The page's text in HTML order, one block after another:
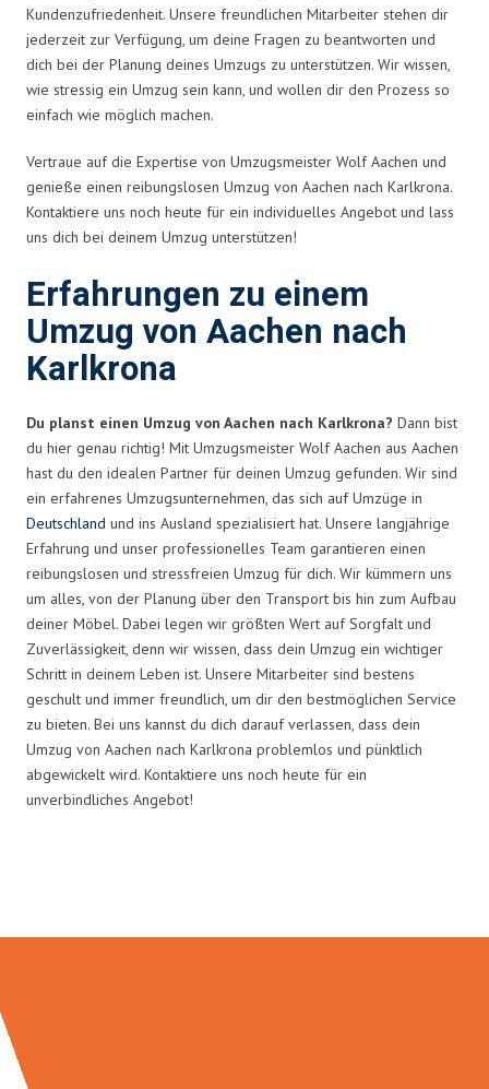
Kundenzufriedenheit. Unsere freundlichen Mitarbeiter stehen dir
jederzeit zur Verfügung, um deine Fragen zu beantworten und
dich bei der Planung deines Umzugs zu unterstützen. Wir wissen,
wie stressig ein Umzug sein kann, und wollen dir den Prozess so
einfach wie möglich machen.
Vertraue auf die Expertise von Umzugsmeister Wolf Aachen und
genieße einen reibungslosen Umzug von Aachen nach Karlkrona.
Kontaktiere uns noch heute für ein individuelles Angebot und lass
uns dich bei deinem Umzug unterstützen!
Erfahrungen zu einem
Umzug von Aachen nach
Karlkrona
Du planst einen Umzug von Aachen nach Karlkrona? Dann bist
du hier genau richtig! Mit Umzugsmeister Wolf Aachen aus Aachen
hast du den idealen Partner für deinen Umzug gefunden. Wir sind
ein erfahrenes Umzugsunternehmen, das sich auf Umzüge in
Deutschland und ins Ausland spezialisiert hat. Unsere langjährige
Erfahrung und unser professionelles Team garantieren einen
reibungslosen und stressfreien Umzug für dich. Wir kümmern uns
um alles, von der Planung über den Transport bis hin zum Aufbau
deiner Möbel. Dabei legen wir größten Wert auf Sorgfalt und
Zuverlässigkeit, denn wir wissen, dass dein Umzug ein wichtiger
Schritt in deinem Leben ist. Unsere Mitarbeiter sind bestens
geschult und immer freundlich, um dir den bestmöglichen Service
zu bieten. Bei uns kannst du dich darauf verlassen, dass dein
Umzug von Aachen nach Karlkrona problemlos und pünktlich
abgewickelt wird. Kontaktiere uns noch heute für ein
unverbindliches Angebot!